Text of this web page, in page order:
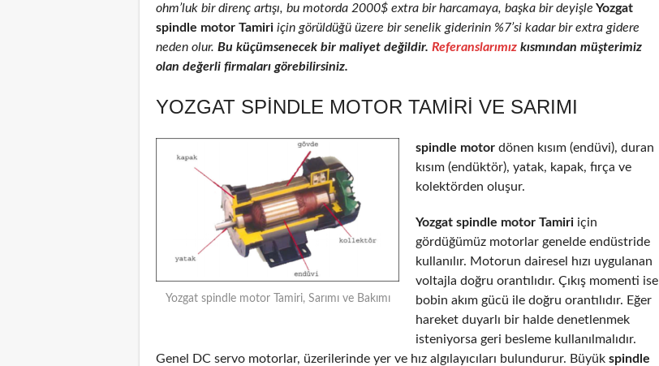
ohm’luk bir direnç artışı, bu motorda 2000$ extra bir harcamaya, başka bir deyişle Yozgat
spindle motor Tamiri için görüldüğü üzere bir senelik giderinin %7’si kadar bir extra gidere
neden olur. Bu küçümsenecek bir maliyet değildir. Referanslarımız kısmından müşterimiz
olan değerli firmaları görebilirsiniz.
YOZGAT SPINDLE MOTOR TAMIRI VE SARIMI
Yozgat spindle motor Tamiri, Sarımı ve Bakımı
spindle motor dönen kısım (endüvi), duran
kısım (endüktör), yatak, kapak, fırça ve
kolektörden oluşur.
Yozgat spindle motor Tamiri için
gördüğümüz motorlar genelde endüstride
kullanılır. Motorun dairesel hızı uygulanan
voltajla doğru orantılıdır. Çıkış momenti ise
bobin akım gücü ile doğru orantılıdır. Eğer
hareket duyarlı bir halde denetlenmek
isteniyorsa geri besleme kullanılmalıdır.
Genel DC servo motorlar, üzerilerinde yer ve hız algılayıcıları bulundurur. Büyük spindle